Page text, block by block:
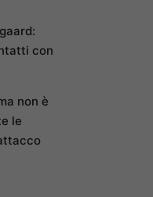
con
non è
le